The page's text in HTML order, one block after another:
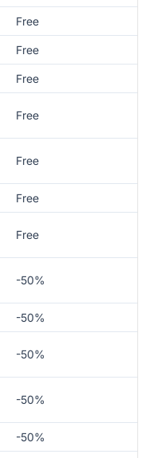
Free
Free
Free
Free
Free
Free
Free
-50%
-50%
-50%
-50%
-50%